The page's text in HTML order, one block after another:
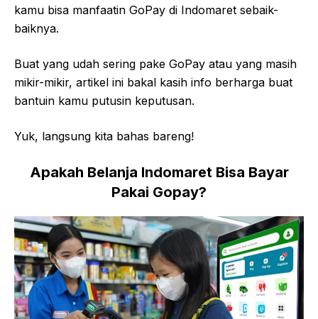
kamu bisa manfaatin GoPay di Indomaret sebaik-
baiknya.
Buat yang udah sering pake GoPay atau yang masih
mikir-mikir, artikel ini bakal kasih info berharga buat
bantuin kamu putusin keputusan.
Yuk, langsung kita bahas bareng!
Apakah Belanja Indomaret Bisa Bayar
Pakai Gopay?